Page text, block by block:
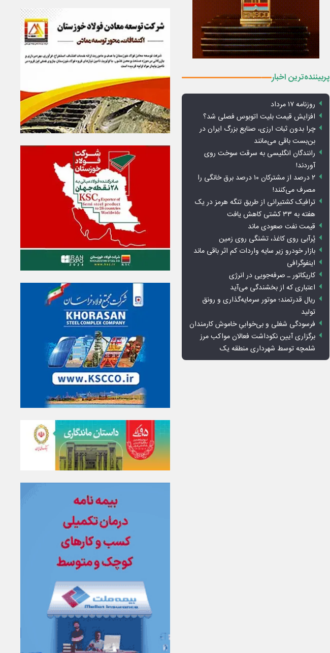
پربیننده‌ترین اخبار
روزنامه ۱۷ مرداد
افزایش قیمت بلیت اتوبوس فصلی شد؟
چرا بدون ثبات ارزی، صنایع بزرگ ایران در
بن‌بست باقی می‌مانند
رانندگان انگلیسی به سرقت سوخت روی
آوردند!
۲ درصد از مشترکان ۱۰ درصد برق خانگی را
مصرف می‌کنند!
ترافیک کشتیرانی از طریق تنگه هرمز در یک
هفته به ۳۳ کشتی کاهش یافت
قیمت نفت صعودی ماند
پُرآبی روی کاغذ، تشنگی روی زمین
بازار خودرو زیر سایه واردات کم اثر باقی ماند
اینفوگرافی
کاریکاتور ـ صرفه‌جویی در انرژی
اعتباری که از بخشندگی می‌آید
ریال قدرتمند؛ موتور سرمایه‌گذاری و رونق
تولید
فرسودگی شغلی و بی‌خوابیِ خاموش کارمندان
برگزاری آیین نکوداشت فعالان مواکب مرز
شلمچه توسط شهرداری منطقه یک